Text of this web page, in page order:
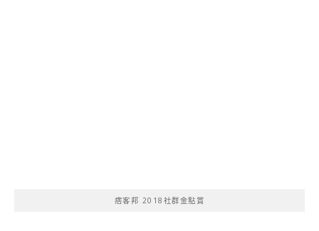
痞客邦 2018社群金點賞